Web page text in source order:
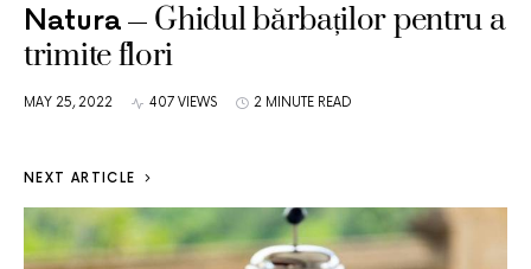
Natura
Ghidul bărbaților pentru a
trimite flori
MAY 25, 2022 407 VIEWS 2 MINUTE READ
NEXT ARTICLE